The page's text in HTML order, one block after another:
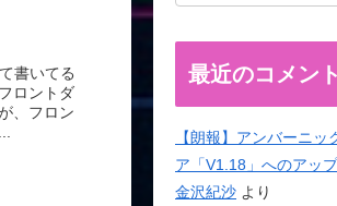
書いてる
ロントダ
、フロン
最近のコメント
【朗報】アンバーニ
ア「V1.18」へのアッ
金沢紀沙 より